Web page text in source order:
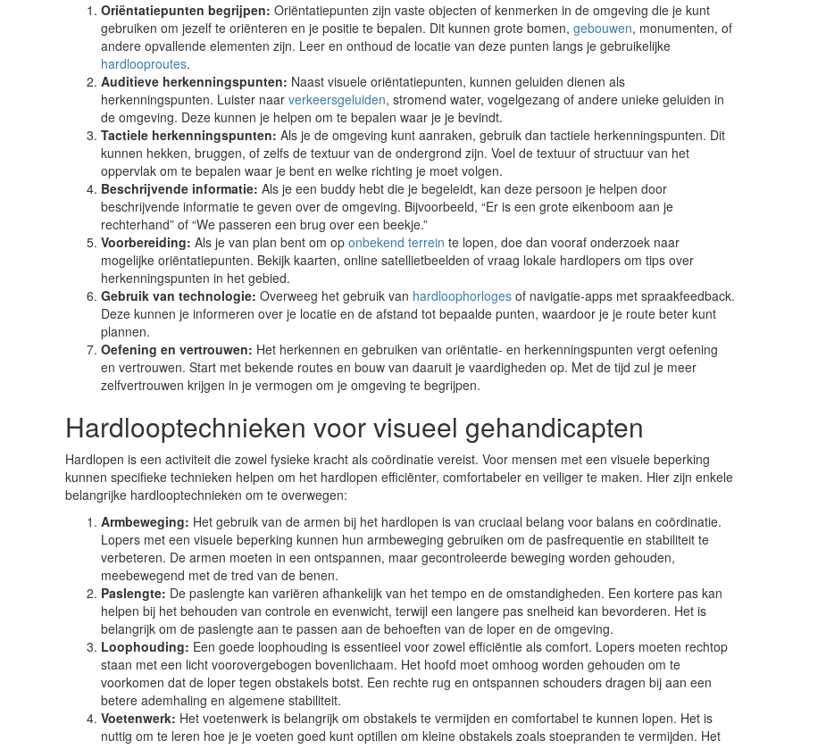
Oriëntatiepunten begrijpen: Oriëntatiepunten zijn vaste objecten of kenmerken in de omgeving die je kunt
gebruiken om jezelf te oriënteren en je positie te bepalen. Dit kunnen grote bomen, gebouwen, monumenten, of
andere opvallende elementen zijn. Leer en onthoud de locatie van deze punten langs je gebruikelijke
hardlooproutes.
Auditieve herkenningspunten: Naast visuele oriëntatiepunten, kunnen geluiden dienen als
herkenningspunten. Luister naar verkeersgeluiden, stromend water, vogelgezang of andere unieke geluiden in
de omgeving. Deze kunnen je helpen om te bepalen waar je je bevindt.
Tactiele herkenningspunten: Als je de omgeving kunt aanraken, gebruik dan tactiele herkenningspunten. Dit
kunnen hekken, bruggen, of zelfs de textuur van de ondergrond zijn. Voel de textuur of structuur van het
oppervlak om te bepalen waar je bent en welke richting je moet volgen.
Beschrijvende informatie: Als je een buddy hebt die je begeleidt, kan deze persoon je helpen door
beschrijvende informatie te geven over de omgeving. Bijvoorbeeld, “Er is een grote eikenboom aan je
rechterhand” of “We passeren een brug over een beekje.”
Voorbereiding: Als je van plan bent om op onbekend terrein te lopen, doe dan vooraf onderzoek naar
mogelijke oriëntatiepunten. Bekijk kaarten, online satellietbeelden of vraag lokale hardlopers om tips over
herkenningspunten in het gebied.
Gebruik van technologie: Overweeg het gebruik van hardloophorloges of navigatie-apps met spraakfeedback.
Deze kunnen je informeren over je locatie en de afstand tot bepaalde punten, waardoor je je route beter kunt
plannen.
Oefening en vertrouwen: Het herkennen en gebruiken van oriëntatie- en herkenningspunten vergt oefening
en vertrouwen. Start met bekende routes en bouw van daaruit je vaardigheden op. Met de tijd zul je meer
zelfvertrouwen krijgen in je vermogen om je omgeving te begrijpen.
Hardlooptechnieken voor visueel gehandicapten
Hardlopen is een activiteit die zowel fysieke kracht als coördinatie vereist. Voor mensen met een visuele beperking
kunnen specifieke technieken helpen om het hardlopen efficiënter, comfortabeler en veiliger te maken. Hier zijn enkele
belangrijke hardlooptechnieken om te overwegen:
Armbeweging: Het gebruik van de armen bij het hardlopen is van cruciaal belang voor balans en coördinatie.
Lopers met een visuele beperking kunnen hun armbeweging gebruiken om de pasfrequentie en stabiliteit te
verbeteren. De armen moeten in een ontspannen, maar gecontroleerde beweging worden gehouden,
meebewegend met de tred van de benen.
Paslengte: De paslengte kan variëren afhankelijk van het tempo en de omstandigheden. Een kortere pas kan
helpen bij het behouden van controle en evenwicht, terwijl een langere pas snelheid kan bevorderen. Het is
belangrijk om de paslengte aan te passen aan de behoeften van de loper en de omgeving.
Loophouding: Een goede loophouding is essentieel voor zowel efficiëntie als comfort. Lopers moeten rechtop
staan met een licht voorovergebogen bovenlichaam. Het hoofd moet omhoog worden gehouden om te
voorkomen dat de loper tegen obstakels botst. Een rechte rug en ontspannen schouders dragen bij aan een
betere ademhaling en algemene stabiliteit.
Voetenwerk: Het voetenwerk is belangrijk om obstakels te vermijden en comfortabel te kunnen lopen. Het is
nuttig om te leren hoe je je voeten goed kunt optillen om kleine obstakels zoals stoepranden te vermijden. Het